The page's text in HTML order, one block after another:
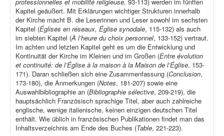
Kapitel geäußert. Mit Erklärungen wichtiger Strukturen innerhalb
der Kirche macht B. die Leserinnen und Leser sowohl im sechsten
Kapitel (Églises en réseaux, Église synodale, 115-132) als auch
im siebten Kapitel (À l’heure du choix personnel, 133-152) vertraut.
Im achten und letzten Kapitel geht es um die Entwicklung und
Kontinuität der Kirche im Kleinen und im Großen (Entre évolution
et continuité: de l’Église à la maison à la Maison de l’Église, 153-
171). Daran schließen sich eine Zusammenfassung (Conclusion,
173-180), die Anmerkungen (Notes, 181-207) sowie eine
Auswahlbibliographie an (Bibliographie sélective, 209-219), die
hauptsächlich Französisch sprachige Titel, aber auch zahlreiche
englische, wenige italienische, keinen einzigen deutschen Titel
enthält. Wie üblich in französischen Publikationen findet man das
Inhaltsverzeichnis am Ende des Buches (Table, 221-223).